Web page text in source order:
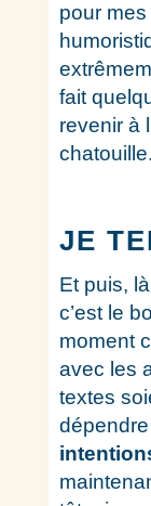
pour
fait
revenir à
chatouille.
JE
Et puis,
c’est le
moment
avec les
textes